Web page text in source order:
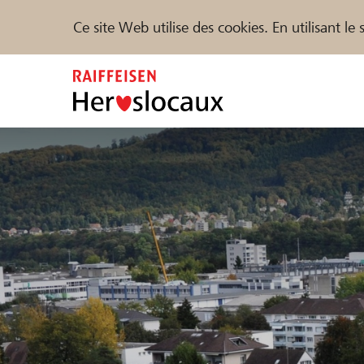
Ce site Web utilise des cookies. En utilisant
Parrainer Soutien & assistance
Trouvez des projets et des organisations
DE FR IT